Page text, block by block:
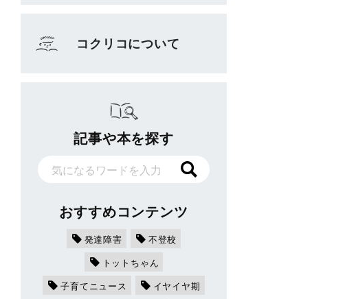
コクリコについて
記事や本を探す
おすすめコンテンツ
発達障害
不登校
トットちゃん
子育てニュース
イヤイヤ期